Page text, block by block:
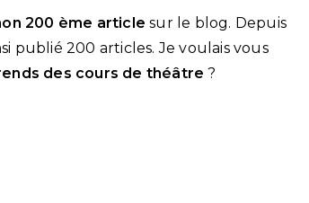
200 ème article sur le blog. Depuis
publié 200 articles. Je voulais vous
des cours de théâtre ?